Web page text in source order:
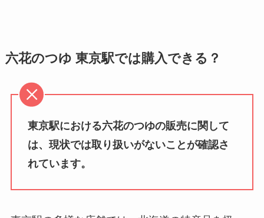
オンやカルディで買える？
極上はちみつ紅茶 業務スーパーで
購入可能？値段はいくら？
悪いって本当？
治一郎 バームクーヘン店舗はどこ
twg紅茶の店舗は日本のどこにあ
る？東京の店舗は？値段はおいく
六花のつゆ 東京駅では購入できる？
東京駅における六花のつゆの販売に関して
は、現状では取り扱いがないことが確認さ
れています。